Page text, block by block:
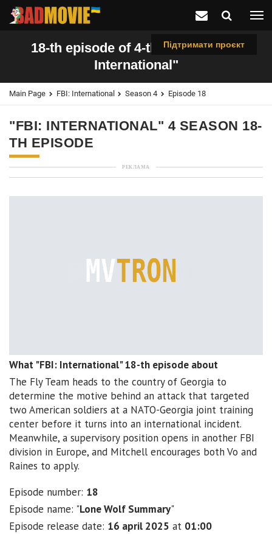
Підтримати проєкт
18-th episode of 4-th season "FBI:
International"
Main Page FBI: International Season 4 Episode 18
"FBI: INTERNATIONAL" 4 SEASON 18-
TH EPISODE
РЕКЛАМА
What "FBI: International" 18-th episode about
The Fly Team heads to the country of Georgia to
determine the motive behind an attack that targeted
two American soldiers at a NATO-Georgia joint training
center before it turns into an international incident.
Meanwhile, a supervisory position opens in another FBI
division in Europe, and Mitchell encourages both Vo and
Raines to apply.
Episode number: 18
Episode name: "Lone Wolf Summary"
Episode release date: 16 april 2025 at 01:00